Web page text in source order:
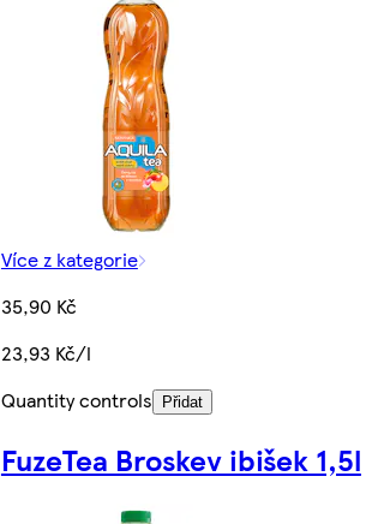
Více z kategorie
35,90 Kč
23,93 Kč/l
Quantity controls
Přidat
FuzeTea Broskev ibišek 1,5l